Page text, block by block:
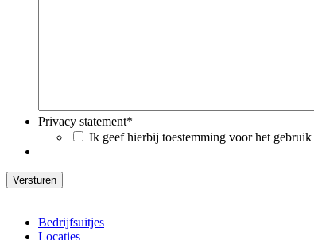
Privacy statement*
Ik geef hierbij toestemming voor het
Bedrijfsuitjes
Locaties